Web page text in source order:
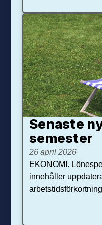
Senaste
se­mester
26 april 2026
EKONOMI.
innehåller